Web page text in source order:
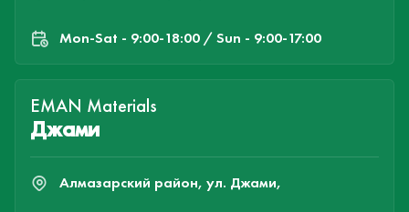
Mon-Sat - 9:00-18:00 / Sun - 9:00-17:00
EMAN Materials
Джами
Алмазарский район, ул. Джами,